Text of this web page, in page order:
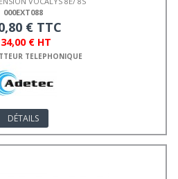
000EXT088
€ TTC
€ HT
TELEPHONIQUE
DÉTAILS